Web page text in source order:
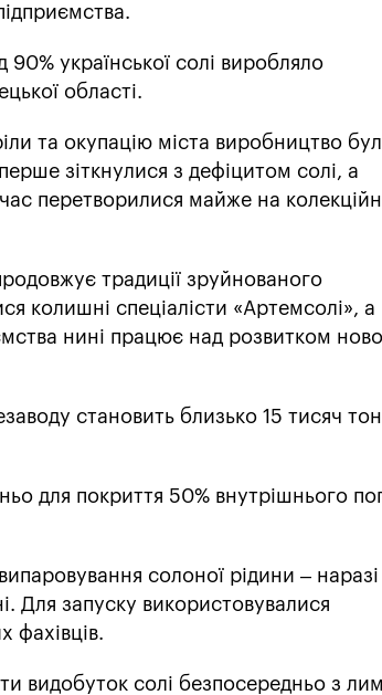
української солі виробляло
області.
та окупацію міста виробництво
зіткнулися з дефіцитом солі, а
перетворилися майже на
традиції зруйнованого
колишні спеціалісти «Артемсолі», а
нині працює над розвитком
становить близько 15 тисяч
для покриття 50% внутрішнього
солоної рідини –
Для запуску використовувалися
фахівців.
видобуток солі безпосередньо з